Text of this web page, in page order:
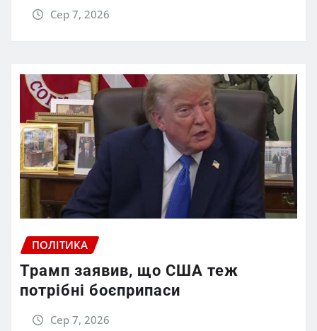
Сер 7, 2026
ПОЛІТИКА
Трамп заявив, що США теж
потрібні боєприпаси
Сер 7, 2026